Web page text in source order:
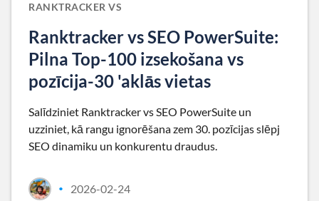
RANKTRACKER VS
Ranktracker vs SEO PowerSuite:
Pilna Top-100 izsekošana vs
pozīcija-30 'aklās vietas
Salīdziniet Ranktracker vs SEO PowerSuite un
uzziniet, kā rangu ignorēšana zem 30. pozīcijas slēpj
SEO dinamiku un konkurentu draudus.
• 2026-02-24